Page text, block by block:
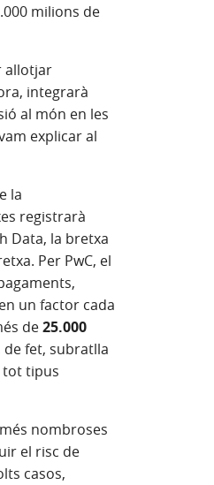
milions de
allotjar
integrarà
al món en les
explicar al
nova)
nova)
la
registrarà
Data, la bretxa
Per PwC, el
en finestra nova)
un factor cada
de25.000
fet, subratlla
tot tipus
nombroses
el risc de
casos,